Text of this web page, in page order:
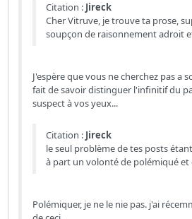
Citation : Jireck
Cher Vitruve, je trouve ta prose,
soupçon de raisonnement adroit
J'espère que vous ne cherchez pas a
fait de savoir distinguer l'infinitif du
suspect à vos yeux...
Citation : Jireck
le seul problème de tes posts
à part un volonté de polémiqué et
Polémiquer, je ne le nie pas. j'ai